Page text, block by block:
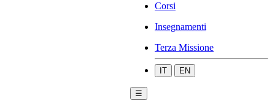
Corsi
Insegnamenti
Terza Missione
IT EN
☰